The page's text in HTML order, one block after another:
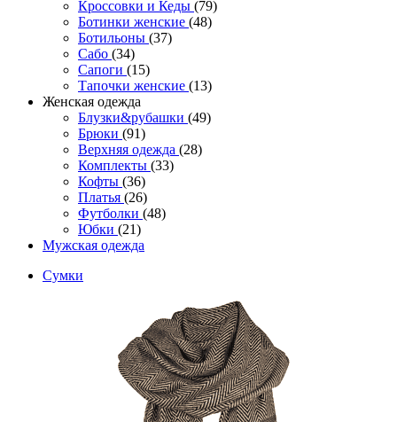
Кроссовки и Кеды (79)
Ботинки женские (48)
Ботильоны (37)
Сабо (34)
Сапоги (15)
Тапочки женские (13)
Женская одежда
Блузки&рубашки (49)
Брюки (91)
Верхняя одежда (28)
Комплекты (33)
Кофты (36)
Платья (26)
Футболки (48)
Юбки (21)
Мужская одежда
Сумки